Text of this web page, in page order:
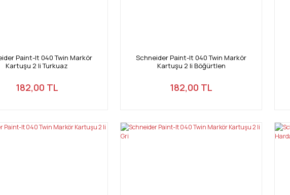
Paint-It 040 Twin Markör
Kartuşu 2 li Turkuaz
182,00 TL
Schneider Paint-It 040 Twin Markör
Kartuşu 2 li Böğürtlen
182,00 TL